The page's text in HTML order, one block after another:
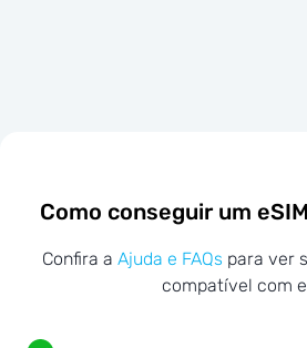
Como conseguir um
Confira a Ajuda e FAQs para ver
compatível com